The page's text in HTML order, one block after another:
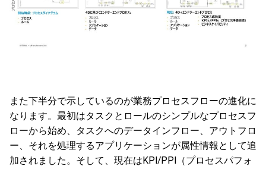
また下半分で示しているのが業務プロセスフローの進化に
なります。最初はタスクとロールのシンプルなプロセスフ
ローから始め、タスクへのデータインフロー、アウトフロ
ー、それを処理するアプリケーションが属性情報として追
加されました。そして、現在はKPI/PPI（プロセスパフォ